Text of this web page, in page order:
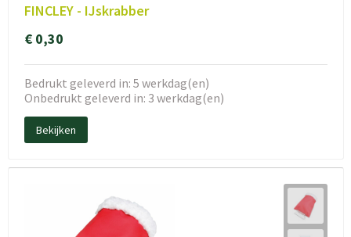
FINCLEY - IJskrabber
€ 0,30
Bedrukt geleverd in: 5 werkdag(en)
Onbedrukt geleverd in: 3 werkdag(en)
Bekijken